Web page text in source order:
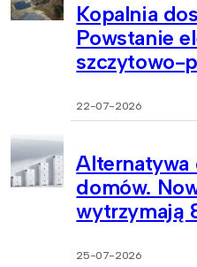
Kopalnia
Powstanie
szczytowo-
22-07-2026
Alternatywa
domów.
wytrzymają
25-07-2026